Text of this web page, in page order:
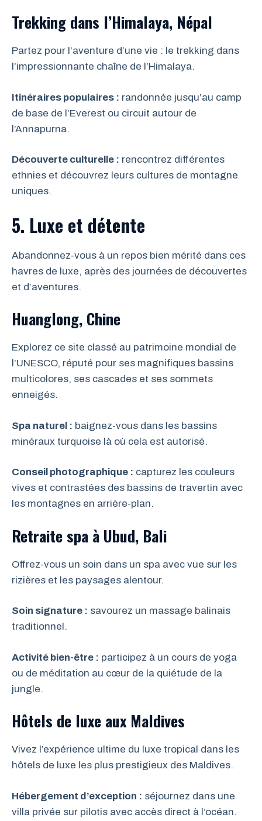
Trekking dans l’Himalaya, Népal
Partez pour l’aventure d’une vie : le trekking dans
l’impressionnante chaîne de l’Himalaya.
Itinéraires populaires : randonnée jusqu’au camp
de base de l’Everest ou circuit autour de
l’Annapurna.
Découverte culturelle : rencontrez différentes
ethnies et découvrez leurs cultures de montagne
uniques.
5. Luxe et détente
Abandonnez-vous à un repos bien mérité dans ces
havres de luxe, après des journées de découvertes
et d’aventures.
Huanglong, Chine
Explorez ce site classé au patrimoine mondial de
l’UNESCO, réputé pour ses magnifiques bassins
multicolores, ses cascades et ses sommets
enneigés.
Spa naturel : baignez-vous dans les bassins
minéraux turquoise là où cela est autorisé.
Conseil photographique : capturez les couleurs
vives et contrastées des bassins de travertin avec
les montagnes en arrière-plan.
Retraite spa à Ubud, Bali
Offrez-vous un soin dans un spa avec vue sur les
rizières et les paysages alentour.
Soin signature : savourez un massage balinais
traditionnel.
Activité bien-être : participez à un cours de yoga
ou de méditation au cœur de la quiétude de la
jungle.
Hôtels de luxe aux Maldives
Vivez l’expérience ultime du luxe tropical dans les
hôtels de luxe les plus prestigieux des Maldives.
Hébergement d’exception : séjournez dans une
villa privée sur pilotis avec accès direct à l’océan.